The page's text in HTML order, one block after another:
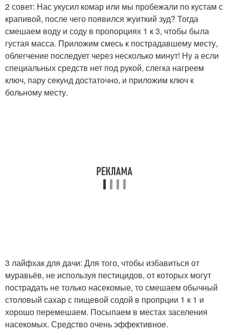
2 совет: Нас укусил комар или мы пробежали по кустам с
крапивой, после чего появился жуиткий зуд? Тогда
смешаем воду и соду в пропорциях 1 к 3, чтобы была
густая масса. Приложим смесь к пострадавшему месту,
облегчение последует через несколько минут! Ну а если
специальных средств нет под рукой, слегка нагреем
ключ, пару секунд достаточно, и приложим ключ к
больному месту.
3 лайфхак для дачи: Для того, чтобы избавиться от
муравьёв, не используя пестицидов, от которых могут
пострадать не только насекомые, то смешаем обычный
столовый сахар с пищевой содой в пропрции 1 к 1 и
хорошо перемешаем. Посыпаем в местах заселения
насекомых. Средство очень эффективное.